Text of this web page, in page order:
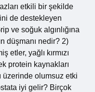
etkili bir şekilde
de destekleyen
ve soğuk algınlığına
düşmanı nedir? 2)
etler, yağlı kırmızı
protein kaynakları
üzerinde olumsuz etki
iyi gelir? Birçok